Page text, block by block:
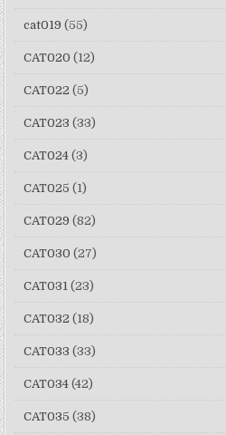
cat019 (55)
CAT020 (12)
CAT022 (5)
CAT023 (33)
CAT024 (3)
CAT025 (1)
CAT029 (82)
CAT030 (27)
CAT031 (23)
CAT032 (18)
CAT033 (33)
CAT034 (42)
CAT035 (38)